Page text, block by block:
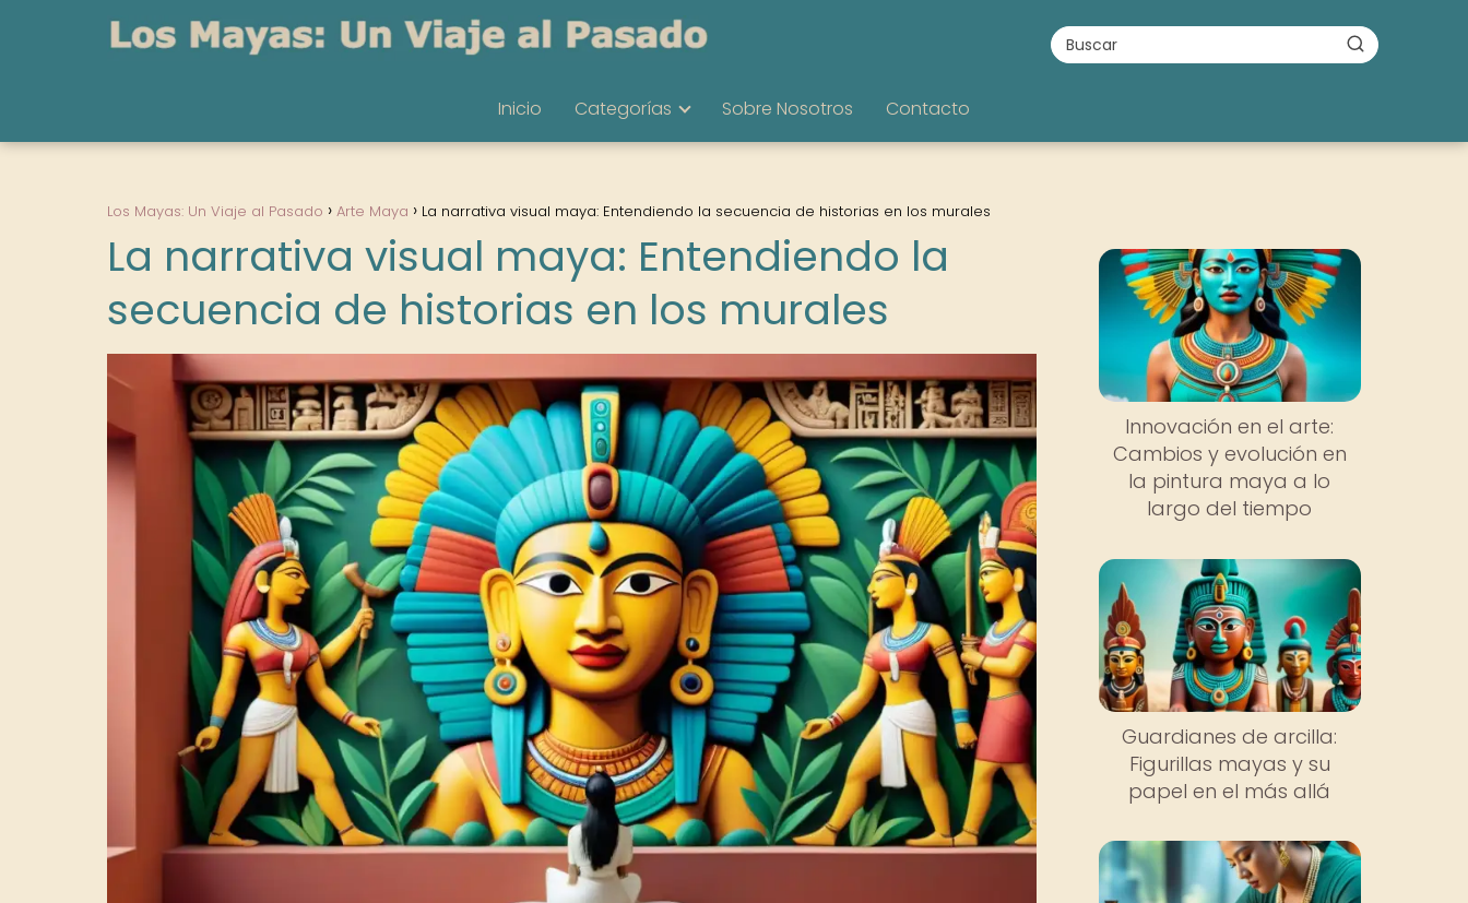
Inicio Categorías Sobre Nosotros Contacto
Los Mayas: Un Viaje al Pasado Arte Maya La narrativa visual maya: Entendiendo la secuencia de historias en los murales
La narrativa visual maya: Entendiendo la
secuencia de historias en los murales
Innovación en el arte:
Cambios y evolución en
la pintura maya a lo
largo del tiempo
Guardianes de arcilla:
Figurillas mayas y su
papel en el más allá